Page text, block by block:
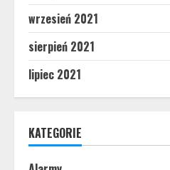
wrzesień 2021
sierpień 2021
lipiec 2021
KATEGORIE